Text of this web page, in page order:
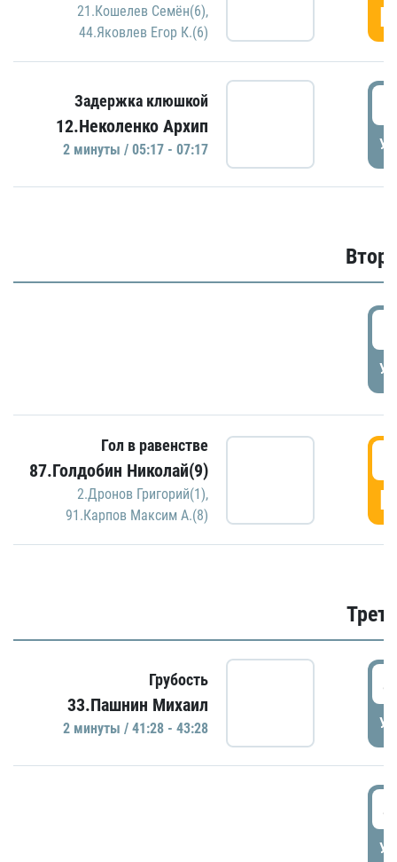
21.Кошелев Семён(6),
44.Яковлев Егор К.(6)
Задержка клюшкой
12.Неколенко Архип
2 минуты / 05:17 - 07:17
Гол в равенстве
87.Голдобин Николай(9)
2.Дронов Григорий(1),
91.Карпов Максим А.(8)
Грубость
33.Пашнин Михаил
2 минуты / 41:28 - 43:28